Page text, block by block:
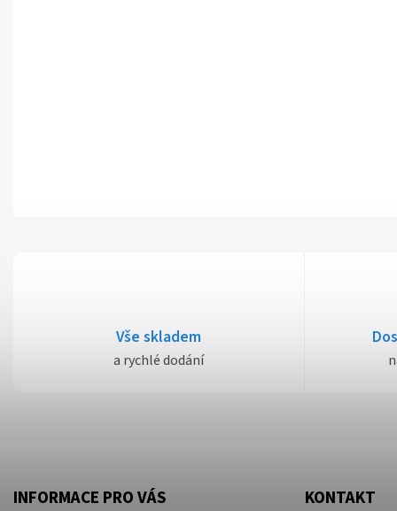
Vše skladem
a rychlé dodání
INFORMACE PRO VÁS KONTAKT